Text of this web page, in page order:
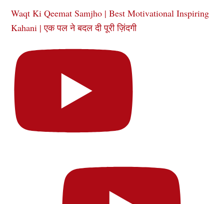
Waqt Ki Qeemat Samjho | Best Motivational Inspiring
Kahani | एक पल ने बदल दी पूरी ज़िंदगी